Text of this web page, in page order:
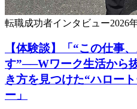
転職成功者インタビュー2026
【体験談】「“この仕事
す”──Wワーク生活から
き方を見つけた“ハロー
ー」